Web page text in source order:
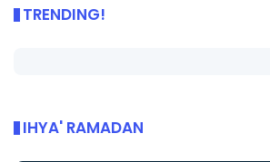
TRENDING!
IHYA' RAMADAN